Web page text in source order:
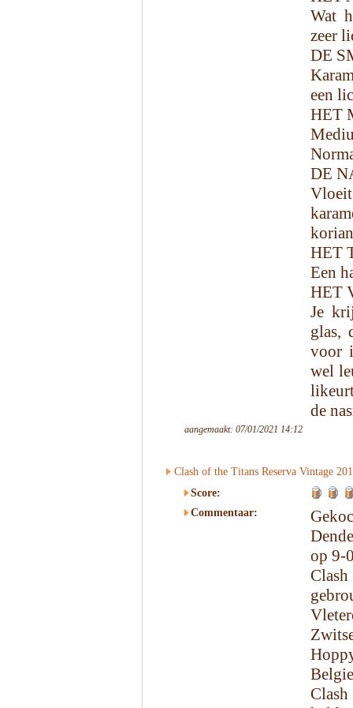
Wat
zeer
DE
een
HET
DE
HET
Een
HET
Je
glas,
voor
wel
de
aangemaakt: 07/01/2021 14:12
Clash of the Titans Reserva Vintage
Score:
Commentaar:
op 9-